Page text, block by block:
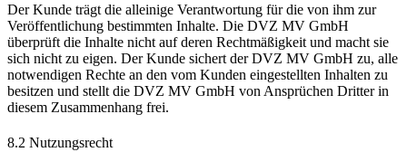
Der Kunde trägt die alleinige Verantwortung für die von ihm zur
Veröffentlichung bestimmten Inhalte. Die DVZ MV GmbH
überprüft die Inhalte nicht auf deren Rechtmäßigkeit und macht sie
sich nicht zu eigen. Der Kunde sichert der DVZ MV GmbH zu, alle
notwendigen Rechte an den vom Kunden eingestellten Inhalten zu
besitzen und stellt die DVZ MV GmbH von Ansprüchen Dritter in
diesem Zusammenhang frei.
8.2 Nutzungsrecht